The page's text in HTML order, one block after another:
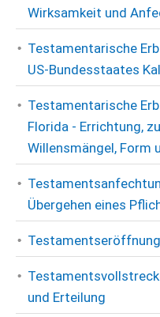
Wirksamkeit und
Testamentarische
US-Bundesstaates
Testamentarische
Florida - Errichtung,
Willensmängel, Form
Übergehen eines
und Erteilung